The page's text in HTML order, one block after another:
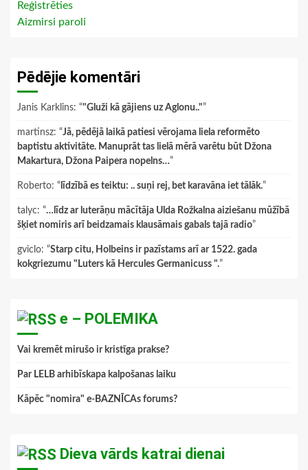
Reģistrēties
Aizmirsi paroli
Pēdējie komentāri
Janis Karklins: “"Gluži kā gājiens uz Aglonu.."”
martinsz: “Jā, pēdējā laikā patiesi vērojama liela reformēto
baptistu aktivitāte. Manuprāt tas lielā mērā varētu būt Džona
Makartura, Džona Paipera nopelns…”
Roberto: “ līdzībā es teiktu: .. suņi rej, bet karavāna iet tālāk.”
talyc: “…līdz ar luterāņu mācītāja Ulda Rožkalna aiziešanu mūžībā
šķiet nomiris arī beidzamais klausāmais gabals tajā radio”
gviclo: “Starp citu, Holbeins ir pazīstams arī ar 1522. gada
kokgriezumu "Luters kā Hercules Germanicuss ".”
e – POLEMIKA
Vai kremēt mirušo ir kristīga prakse?
Par LELB arhibīskapa kalpošanas laiku
Kāpēc "nomira" e-BAZNĪCAs forums?
Dieva vārds katrai dienai